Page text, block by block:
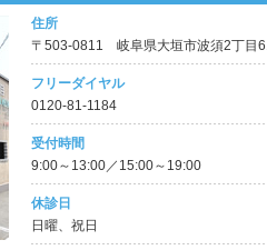
住所
〒503-0811 岐阜県大垣市波須2丁目
フリーダイヤル
0120-81-1184
受付時間
9:00～13:00／15:00～19:00
休診日
日曜、祝日